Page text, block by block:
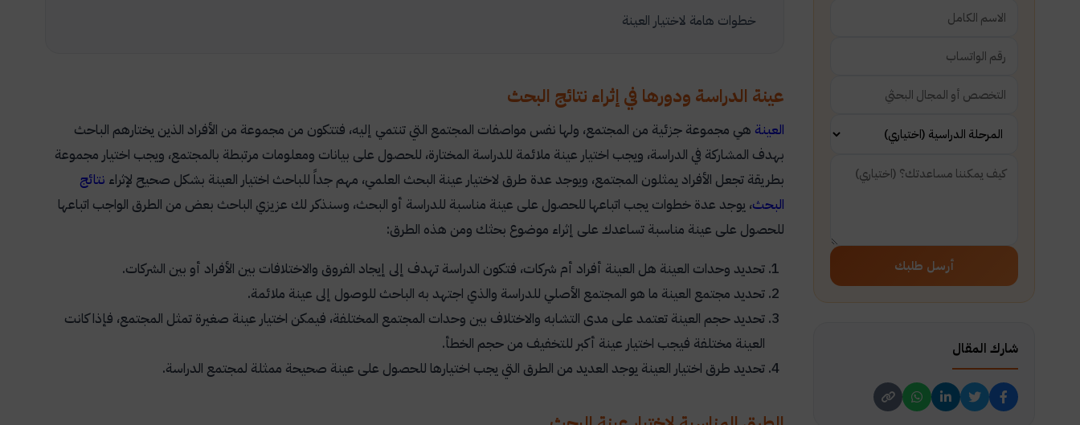
أرسل طلبك
شارك المقال
خطوات هامة لاختيار العينة
عينة الدراسة ودورها في إثراء نتائج البحث
العينة هي مجموعة جزئية من المجتمع، ولها نفس مواصفات المجتمع التي تنتمي إليه، فتتكون من مجموعة من الأفراد الذين يختارهم الباحث
بهدف المشاركة في الدراسة، ويجب اختيار عينة ملائمة للدراسة المختارة، للحصول على بيانات ومعلومات مرتبطة بالمجتمع، ويجب اختيار مجموعة
بطريقة تجعل الأفراد يمثلون المجتمع، ويوجد عدة طرق لاختيار عينة البحث العلمي، مهم جداً للباحث اختيار العينة بشكل صحيح لإثراء نتائج
البحث، يوجد عدة خطوات يجب اتباعها للحصول على عينة مناسبة للدراسة أو البحث، وسنذكر لك عزيزي الباحث بعض من الطرق الواجب اتباعها
للحصول على عينة مناسبة تساعدك على إثراء موضوع بحثك ومن هذه الطرق:
تحديد وحدات العينة هل العينة أفراد أم شركات، فتكون الدراسة تهدف إلى إيجاد الفروق والاختلافات بين الأفراد أو بين الشركات.
تحديد مجتمع العينة ما هو المجتمع الأصلي للدراسة والذي اجتهد به الباحث للوصول إلى عينة ملائمة.
تحديد حجم العينة تعتمد على مدى التشابه والاختلاف بين وحدات المجتمع المختلفة، فيمكن اختيار عينة صغيرة تمثل المجتمع، فإذا كانت
العينة مختلفة فيجب اختيار عينة أكبر للتخفيف من حجم الخطأ.
تحديد طرق اختيار العينة يوجد العديد من الطرق التي يجب اختيارها للحصول على عينة صحيحة ممثلة لمجتمع الدراسة.